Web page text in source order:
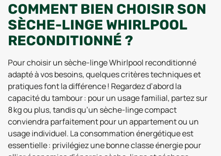
COMMENT BIEN CHOISIR SON
SÈCHE-LINGE WHIRLPOOL
RECONDITIONNÉ ?
Pour choisir un sèche-linge Whirlpool reconditionné
adapté à vos besoins, quelques critères techniques et
pratiques font la différence ! Regardez d’abord la
capacité du tambour : pour un usage familial, partez sur
8 kg ou plus, tandis qu’un sèche-linge compact
conviendra parfaitement pour un appartement ou un
usage individuel. La consommation énergétique est
essentielle : privilégiez une bonne classe énergie pour